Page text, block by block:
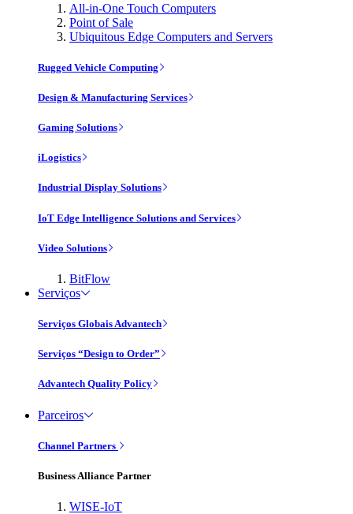
All-in-One Touch Computers
Point of Sale
Ubiquitous Edge Computers and Servers
Rugged Vehicle Computing
Design & Manufacturing Services
Gaming Solutions
iLogistics
Industrial Display Solutions
IoT Edge Intelligence Solutions and Services
Video Solutions
BitFlow
Serviços
Serviços Globais Advantech
Serviços “Design to Order”
Advantech Quality Policy
Parceiros
Channel Partners
Business Alliance Partner
WISE-IoT